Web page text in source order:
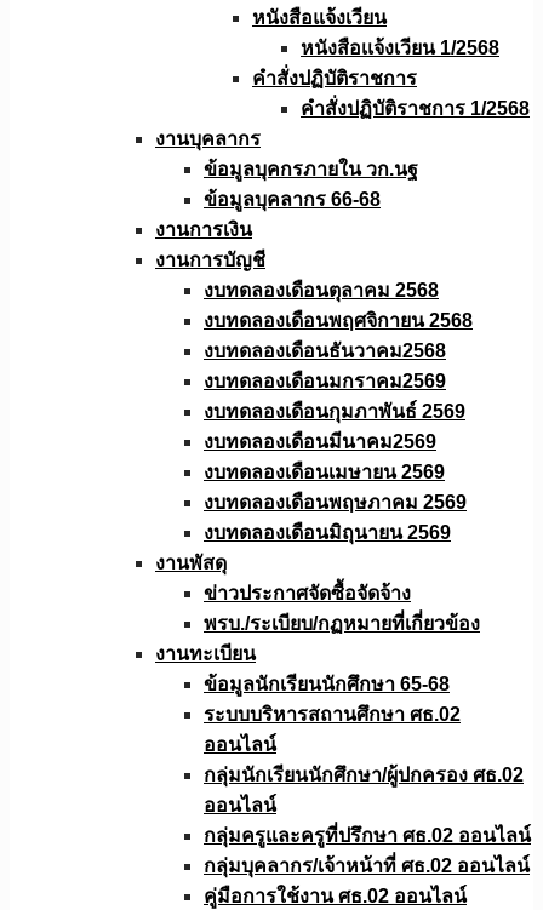
หนังสือแจ้งเวียน
หนังสือเเจ้งเวียน 1/2568
คำสั่งปฏิบัติราชการ
คำสั่งปฏิบัติราชการ 1/2568
งานบุคลากร
ข้อมูลบุคกรภายใน วก.นฐ
ข้อมูลบุคลากร 66-68
งานการเงิน
งานการบัญชี
งบทดลองเดือนตุลาคม 2568
งบทดลองเดือนพฤศจิกายน 2568
งบทดลองเดือนธันวาคม2568
งบทดลองเดือนมกราคม2569
งบทดลองเดือนกุมภาพันธ์ 2569
งบทดลองเดือนมีนาคม2569
งบทดลองเดือนเมษายน 2569
งบทดลองเดือนพฤษภาคม 2569
งบทดลองเดือนมิถุนายน 2569
งานพัสดุ
ข่าวประกาศจัดซื้อจัดจ้าง
พรบ./ระเบียบ/กฏหมายที่เกี่ยวข้อง
งานทะเบียน
ข้อมูลนักเรียนนักศึกษา 65-68
ระบบบริหารสถานศึกษา ศธ.02
ออนไลน์
กลุ่มนักเรียนนักศึกษา/ผู้ปกครอง ศธ.02
ออนไลน์
กลุ่มครูและครูที่ปรึกษา ศธ.02 ออนไลน์
กลุ่มบุคลากร/เจ้าหน้าที่ ศธ.02 ออนไลน์
คู่มือการใช้งาน ศธ.02 ออนไลน์